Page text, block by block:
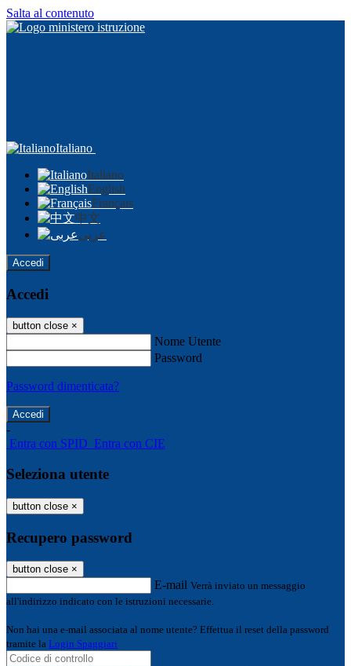
Salta al contenuto
Italiano
Italiano
English
Français
中文
عربى
Accedi
Accedi
button close ×
Nome Utente
Password
Password dimenticata?
-
Entra con SPID Entra con CIE
Seleziona utente
button close ×
Recupero password
button close ×
E-mail Verrà inviato un messaggio
all'indirizzo indicato con le istruzioni necessarie.
Non hai una e-mail associata al nome utente? Effettua il reset della password
tramite la Login Spaggiari